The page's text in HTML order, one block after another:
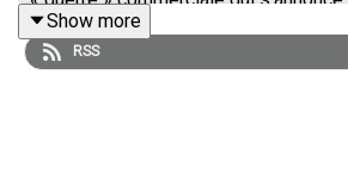
Show more
RSS